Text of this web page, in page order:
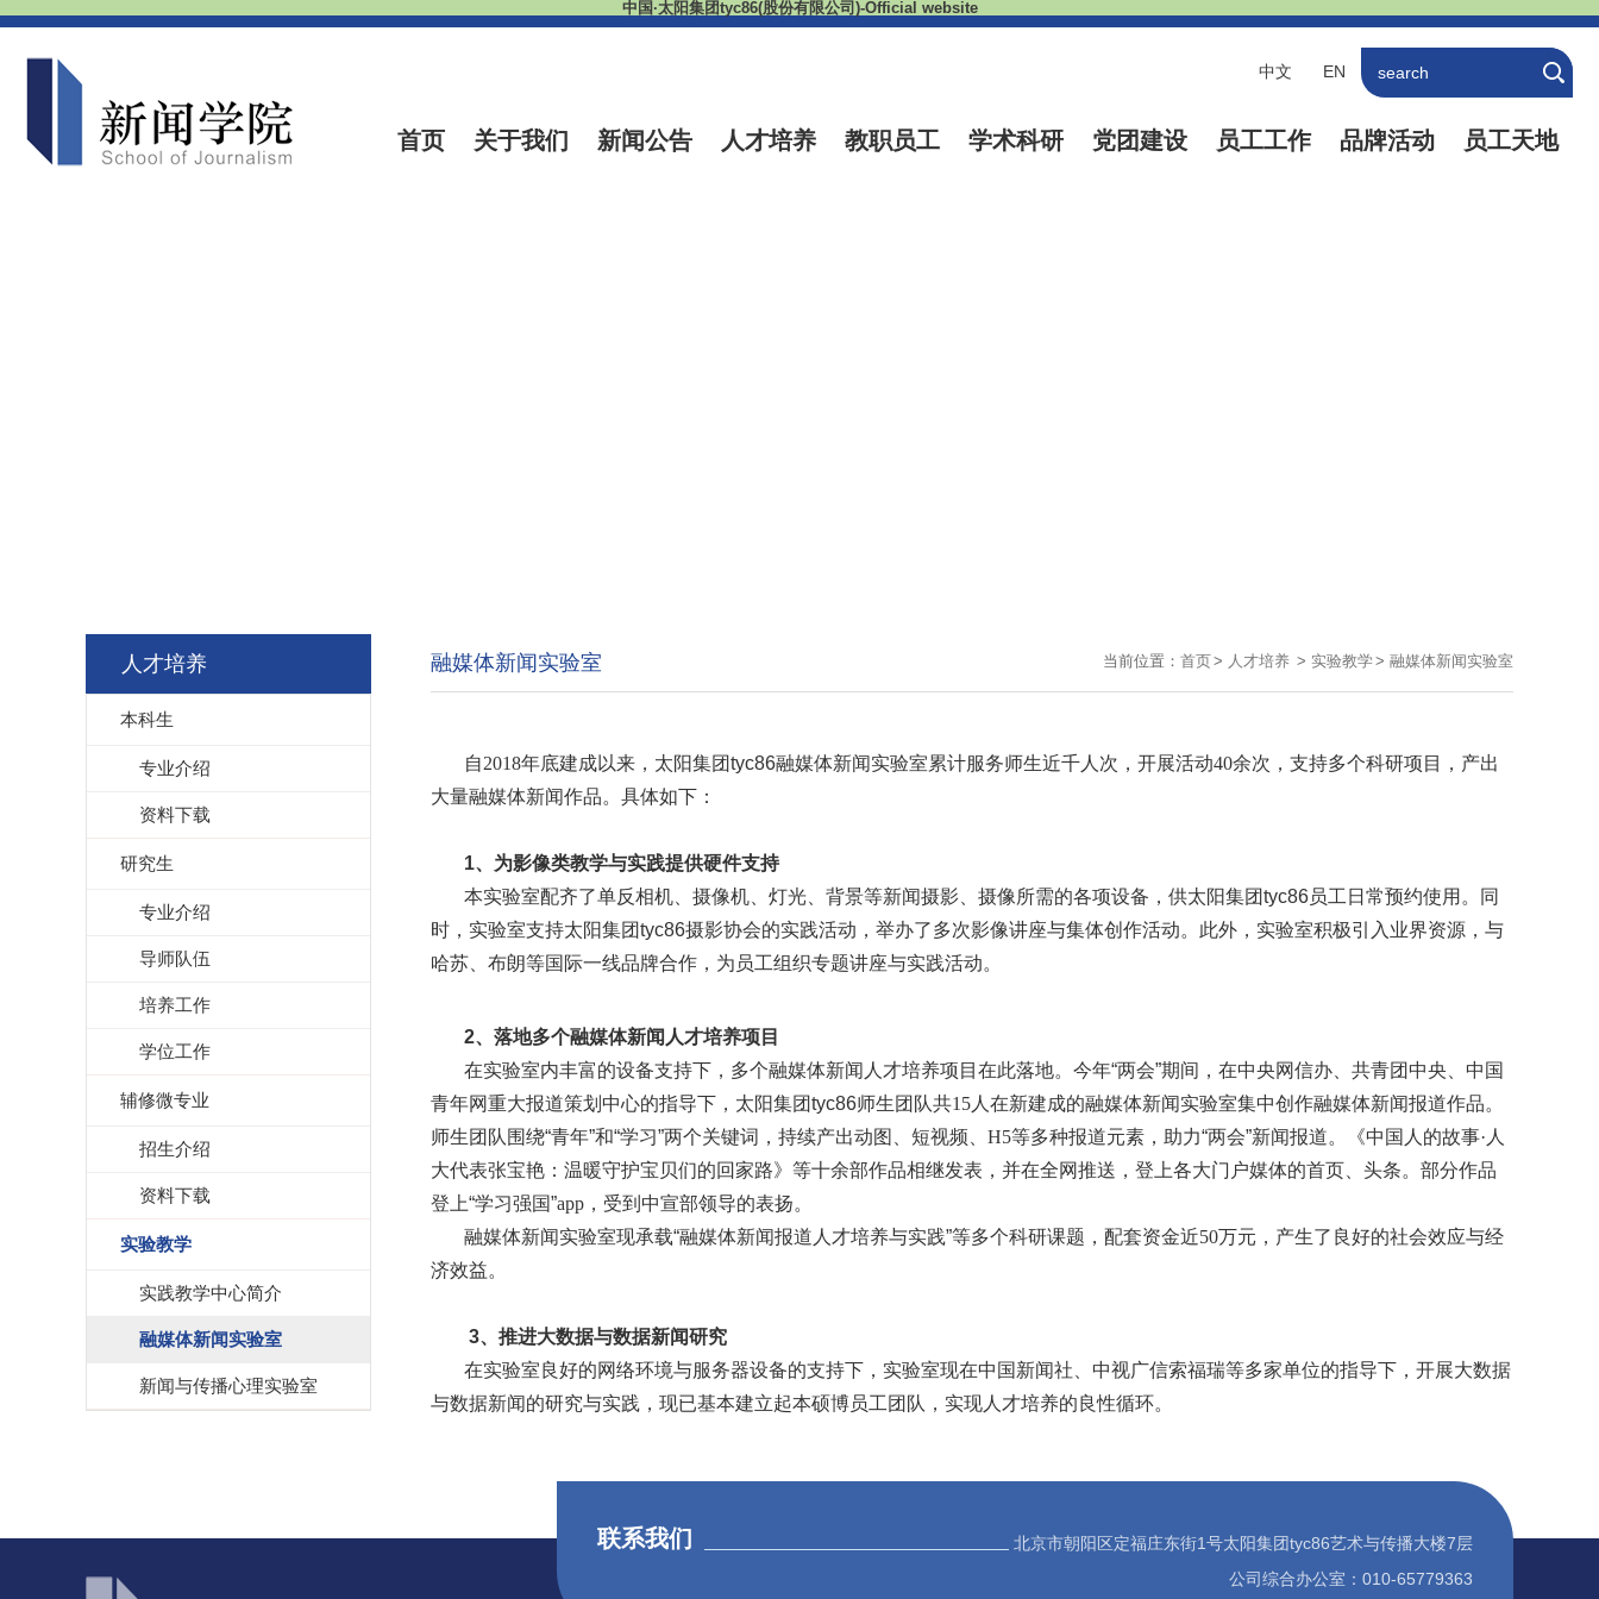
中国·太阳集团tyc86(股份有限公司)-Official website
中文 EN
首页 关于我们 新闻公告 人才培养 教职员工 学术科研 党团建设 员工工作 品牌活动 员工天地
人才培养
本科生
专业介绍
资料下载
研究生
专业介绍
导师队伍
培养工作
学位工作
辅修微专业
招生介绍
资料下载
实验教学
实践教学中心简介
融媒体新闻实验室
新闻与传播心理实验室
当前位置： 首页> 人才培养 > 实验教学> 融媒体新闻实验室
融媒体新闻实验室
自2018年底建成以来，太阳集团tyc86融媒体新闻实验室累计服务师生近千人次，开展活动40余次，支持多个科研项目，产出
大量融媒体新闻作品。具体如下：
1、为影像类教学与实践提供硬件支持
本实验室配齐了单反相机、摄像机、灯光、背景等新闻摄影、摄像所需的各项设备，供太阳集团tyc86员工日常预约使用。同
时，实验室支持太阳集团tyc86摄影协会的实践活动，举办了多次影像讲座与集体创作活动。此外，实验室积极引入业界资源，与
哈苏、布朗等国际一线品牌合作，为员工组织专题讲座与实践活动。
2、落地多个融媒体新闻人才培养项目
在实验室内丰富的设备支持下，多个融媒体新闻人才培养项目在此落地。今年“两会”期间，在中央网信办、共青团中央、中国
青年网重大报道策划中心的指导下，太阳集团tyc86师生团队共15 人在新建成的融媒体新闻实验室集中创作融媒体新闻报道作品。
师生团队围绕“青年”和“学习”两个关键词，持续产出动图、短视频、 H5等多种报道元素，助力“两会”新闻报道。《中国人的故事· 人
大代表张宝艳：温暖守护宝贝们的回家路》等十余部作品相继发表，并在全网推送，登上各大门户媒体的首页、头条。部分作品
登上“学习强国”app ，受到中宣部领导的表扬。
融媒体新闻实验室现承载“融媒体新闻报道人才培养与实践”等多个科研课题，配套资金近50万元，产生了良好的社会效应与经
济效益。
3、推进大数据与数据新闻研究
在实验室良好的网络环境与服务器设备的支持下，实验室现在中国新闻社、中视广信索福瑞等多家单位的指导下，开展大数据
与数据新闻的研究与实践，现已基本建立起本硕博员工团队，实现人才培养的良性循环。
联系我们
北京市朝阳区定福庄东街1号太阳集团tyc86艺术与传播大楼7层
公司综合办公室：010-65779363